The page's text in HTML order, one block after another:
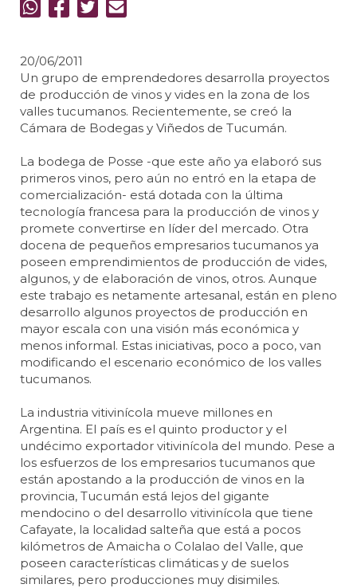
20/06/2011
Un grupo de emprendedores desarrolla proyectos
de producción de vinos y vides en la zona de los
valles tucumanos. Recientemente, se creó la
Cámara de Bodegas y Viñedos de Tucumán.
La bodega de Posse -que este año ya elaboró sus
primeros vinos, pero aún no entró en la etapa de
comercialización- está dotada con la última
tecnología francesa para la producción de vinos y
promete convertirse en líder del mercado. Otra
docena de pequeños empresarios tucumanos ya
poseen emprendimientos de producción de vides,
algunos, y de elaboración de vinos, otros. Aunque
este trabajo es netamente artesanal, están en pleno
desarrollo algunos proyectos de producción en
mayor escala con una visión más económica y
menos informal. Estas iniciativas, poco a poco, van
modificando el escenario económico de los valles
tucumanos.
La industria vitivinícola mueve millones en
Argentina. El país es el quinto productor y el
undécimo exportador vitivinícola del mundo. Pese a
los esfuerzos de los empresarios tucumanos que
están apostando a la producción de vinos en la
provincia, Tucumán está lejos del gigante
mendocino o del desarrollo vitivinícola que tiene
Cafayate, la localidad salteña que está a pocos
kilómetros de Amaicha o Colalao del Valle, que
poseen características climáticas y de suelos
similares, pero producciones muy disimiles.